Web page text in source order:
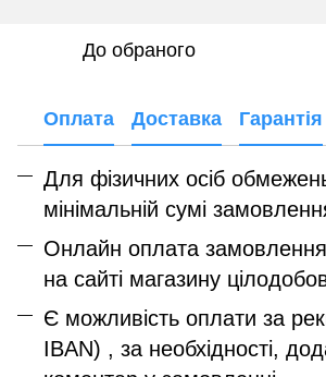
До обраного
Оплата Доставка Гарантія
Для фізичних осіб
мінімальній сумі
Онлайн оплата замовлення
на сайті магазину
Є можливість оплати за
IBAN) , за необхідності,